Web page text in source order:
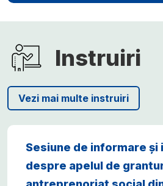
Instruiri
Vezi mai multe instruiri
Sesiune de informare și
despre apelul de